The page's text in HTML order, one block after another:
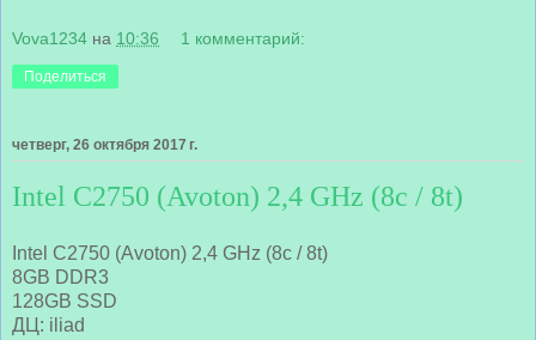
Vova1234 на 10:36 1 комментарий:
Поделиться
четверг, 26 октября 2017 г.
Intel C2750 (Avoton) 2,4 GHz (8c / 8t)
Intel C2750 (Avoton) 2,4 GHz (8c / 8t)
8GB DDR3
128GB SSD
ДЦ: iliad